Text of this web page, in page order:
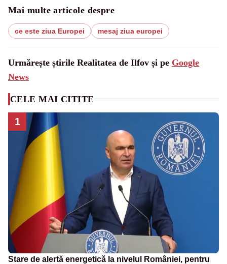
Mai multe articole despre
ce este ziua Europei mesaj ziua europei
Urmărește știrile Realitatea de Ilfov și pe Google
News
CELE MAI CITITE
1
Stare de alertă energetică la nivelul României, pentru